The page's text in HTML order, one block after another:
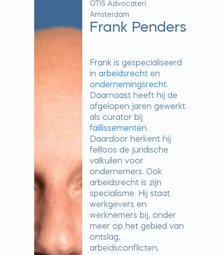
OTIS Advocaten
Amsterdam
Frank Penders
Frank is gespecialiseerd
in arbeidsrecht en
ondernemingsrecht.
Daarnaast heeft hij de
afgelopen jaren gewerkt
als curator bij
faillissementen.
Daardoor herkent hij
feilloos de juridische
valkuilen voor
ondernemers. Ook
arbeidsrecht is zijn
specialisme. Hij staat
werkgevers en
werknemers bij, onder
meer op het gebied van
ontslag,
arbeidsconflicten,